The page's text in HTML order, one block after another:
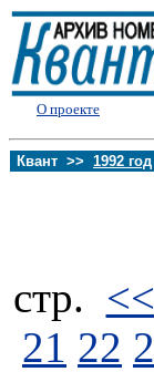
О проекте
Квант >> 1992 год
стp. <<
21 22